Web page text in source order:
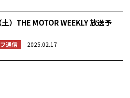
）THE MOTOR WEEKLY 放送予
通信 2025.02.17